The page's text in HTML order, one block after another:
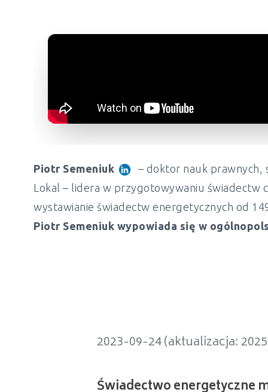
Piotr Semeniuk
– doktor nauk prawnych,
Lokal – lidera w przygotowywaniu świadectw
wystawianie świadectw energetycznych od
Piotr Semeniuk wypowiada się w
2023-09-24 (aktualizacja: